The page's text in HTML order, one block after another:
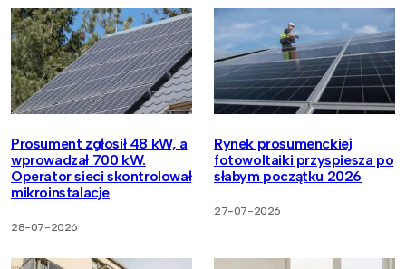
Prosument zgłosił 48 kW, a
wprowadzał 700 kW.
Operator sieci skontrolował
mikroinstalacje
28-07-2026
Rynek prosumenckiej
fotowoltaiki przyspiesza po
słabym początku 2026
27-07-2026